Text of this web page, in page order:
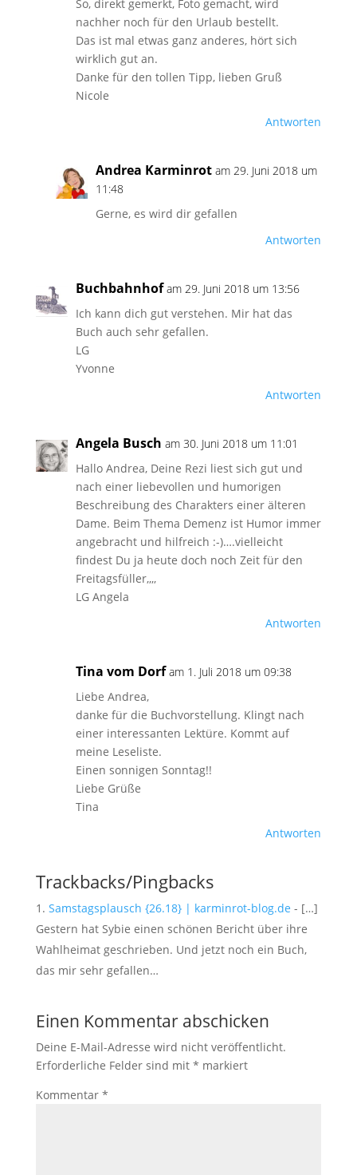
So, direkt gemerkt, Foto gemacht, wird
nachher noch für den Urlaub bestellt.
Das ist mal etwas ganz anderes, hört sich
wirklich gut an.
Danke für den tollen Tipp, lieben Gruß
Nicole
Antworten
Andrea Karminrot am 29. Juni 2018 um
11:48
Gerne, es wird dir gefallen
Antworten
Buchbahnhof am 29. Juni 2018 um 13:56
Ich kann dich gut verstehen. Mir hat das
Buch auch sehr gefallen.
LG
Yvonne
Antworten
Angela Busch am 30. Juni 2018 um 11:01
Hallo Andrea, Deine Rezi liest sich gut und
nach einer liebevollen und humorigen
Beschreibung des Charakters einer älteren
Dame. Beim Thema Demenz ist Humor immer
angebracht und hilfreich :-)….vielleicht
findest Du ja heute doch noch Zeit für den
Freitagsfüller,,,,
LG Angela
Antworten
Tina vom Dorf am 1. Juli 2018 um 09:38
Liebe Andrea,
danke für die Buchvorstellung. Klingt nach
einer interessanten Lektüre. Kommt auf
meine Leseliste.
Einen sonnigen Sonntag!!
Liebe Grüße
Tina
Antworten
Trackbacks/Pingbacks
Samstagsplausch {26.18} | karminrot-blog.de - […]
Gestern hat Sybie einen schönen Bericht über ihre
Wahlheimat geschrieben. Und jetzt noch ein Buch,
das mir sehr gefallen…
Einen Kommentar abschicken
Deine E-Mail-Adresse wird nicht veröffentlicht.
Erforderliche Felder sind mit * markiert
Kommentar *